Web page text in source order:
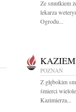
Ze smutkiem
lekarza
Ogrodu...
POZNAŃ
Z głębokim
śmierci
Kazimierza...